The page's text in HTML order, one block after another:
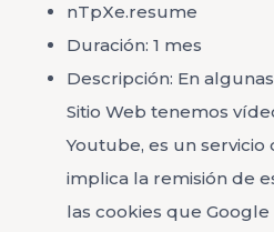
nTpXe.resume
Duración: 1 mes
Descripción: En
Sitio Web tenemos
Youtube, es un servicio
implica la remisión de
las cookies que